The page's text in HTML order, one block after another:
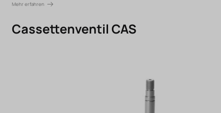
Mehr erfahren
Cassettenventil CAS